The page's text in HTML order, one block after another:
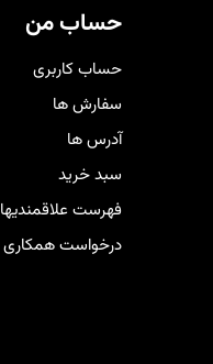
حساب من
حساب کاربری
سفارش ها
آدرس ها
سبد خرید
فهرست علاقمندیها
درخواست همکاری